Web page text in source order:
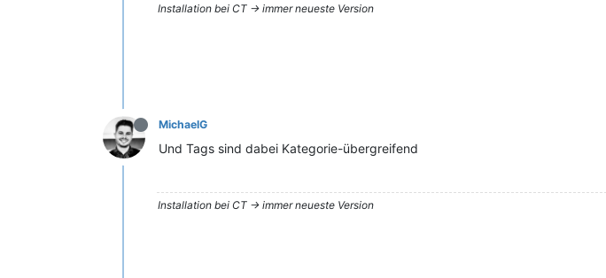
Installation bei CT -> immer neueste Version
MichaelG
Und Tags sind dabei Kategorie-übergreifend
Installation bei CT -> immer neueste Version